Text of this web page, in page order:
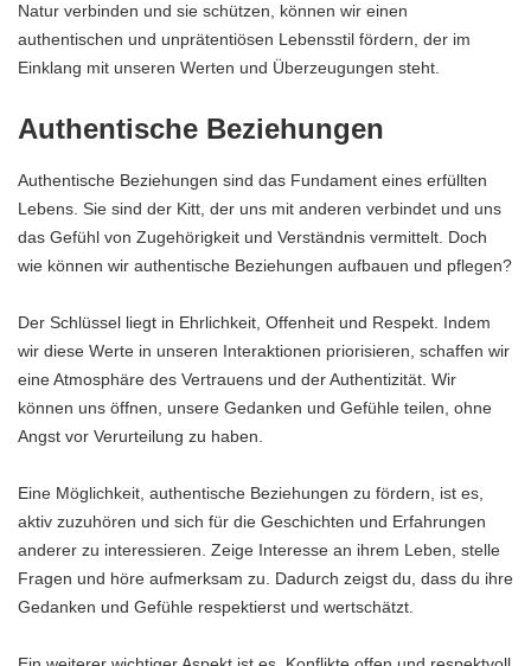
Natur verbinden und sie schützen, können wir einen
authentischen und unprätentiösen Lebensstil fördern, der im
Einklang mit unseren Werten und Überzeugungen steht.
Authentische Beziehungen
Authentische Beziehungen sind das Fundament eines erfüllten
Lebens. Sie sind der Kitt, der uns mit anderen verbindet und uns
das Gefühl von Zugehörigkeit und Verständnis vermittelt. Doch
wie können wir authentische Beziehungen aufbauen und pflegen?
Der Schlüssel liegt in Ehrlichkeit, Offenheit und Respekt. Indem
wir diese Werte in unseren Interaktionen priorisieren, schaffen wir
eine Atmosphäre des Vertrauens und der Authentizität. Wir
können uns öffnen, unsere Gedanken und Gefühle teilen, ohne
Angst vor Verurteilung zu haben.
Eine Möglichkeit, authentische Beziehungen zu fördern, ist es,
aktiv zuzuhören und sich für die Geschichten und Erfahrungen
anderer zu interessieren. Zeige Interesse an ihrem Leben, stelle
Fragen und höre aufmerksam zu. Dadurch zeigst du, dass du ihre
Gedanken und Gefühle respektierst und wertschätzt.